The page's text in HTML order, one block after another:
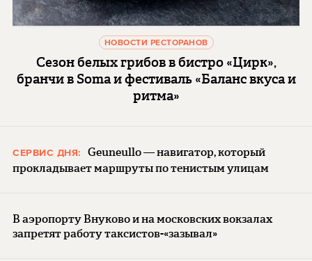
НОВОСТИ РЕСТОРАНОВ
Сезон белых грибов в бистро «Цирк»,
бранчи в Soma и фестиваль «Баланс вкуса и
ритма»
СЕРВИС ДНЯ:
Geuneullo — навигатор, который
прокладывает маршруты по тенистым улицам
В аэропорту Внуково и на московских вокзалах
запретят работу таксистов-«зазывал»